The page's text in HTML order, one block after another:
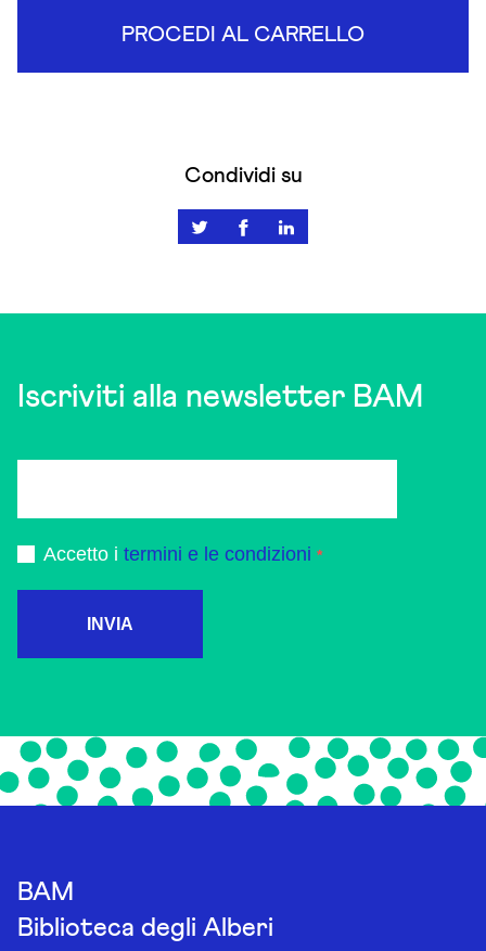
PROCEDI AL CARRELLO
Condividi su
Iscriviti alla newsletter BAM
Accetto i termini e le condizioni
INVIA
BAM
Biblioteca degli Alberi